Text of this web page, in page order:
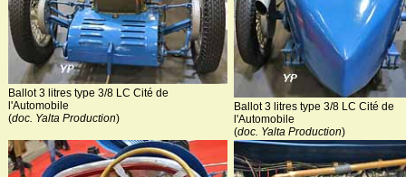
Ballot 3 litres type 3/8 LC Cité de
l'Automobile
(doc. Yalta Production)
Ballot 3 litres type 3/8 LC Cité de
l'Automobile
(doc. Yalta Production)